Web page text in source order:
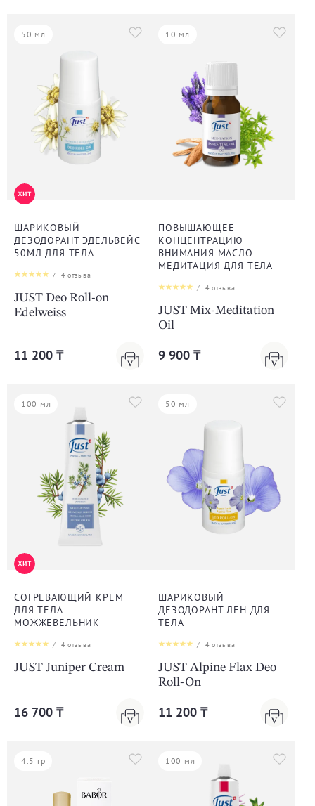
50 мл
ШАРИКОВЫЙ
ДЕЗОДОРАНТ ЭДЕЛЬВЕЙС
50МЛ ДЛЯ ТЕЛА
/ 4отзыва
JUST Deo Roll-on
Edelweiss
11 200 ₸
10 мл
ПОВЫШАЮЩЕЕ
КОНЦЕНТРАЦИЮ
ВНИМАНИЯ МАСЛО
МЕДИТАЦИЯ ДЛЯ ТЕЛА
/ 4отзыва
JUST Mix-Meditation
Oil
9 900 ₸
100 мл
СОГРЕВАЮЩИЙ КРЕМ
ДЛЯ ТЕЛА
МОЖЖЕВЕЛЬНИК
/ 4отзыва
JUST Juniper Cream
16 700 ₸
50 мл
ШАРИКОВЫЙ
ДЕЗОДОРАНТ ЛЕН ДЛЯ
ТЕЛА
/ 4отзыва
JUST Alpine Flax Deo
Roll-On
11 200 ₸
4.5 гр 100 мл